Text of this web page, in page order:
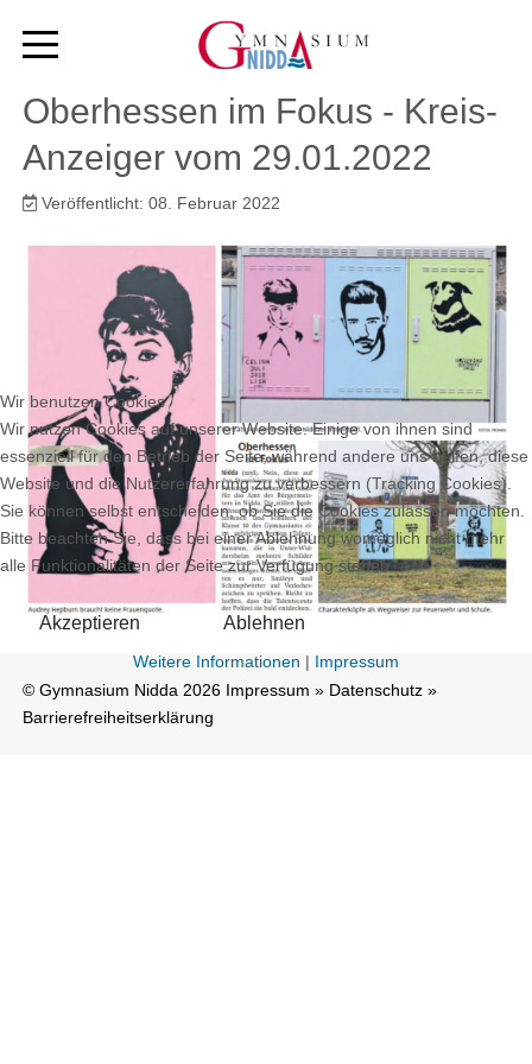
Oberhessen im Fokus - Kreis-
Anzeiger vom 29.01.2022
Veröffentlicht: 08. Februar 2022
© Gymnasium Nidda 2026 Impressum » Datenschutz »
Barrierefreiheitserklärung
Wir benutzen Cookies
Wir nutzen Cookies auf unserer Website. Einige von ihnen sind
essenziell für den Betrieb der Seite, während andere uns helfen, diese
Website und die Nutzererfahrung zu verbessern (Tracking Cookies).
Sie können selbst entscheiden, ob Sie die Cookies zulassen möchten.
Bitte beachten Sie, dass bei einer Ablehnung womöglich nicht mehr
alle Funktionalitäten der Seite zur Verfügung stehen.
Akzeptieren Ablehnen
Weitere Informationen | Impressum